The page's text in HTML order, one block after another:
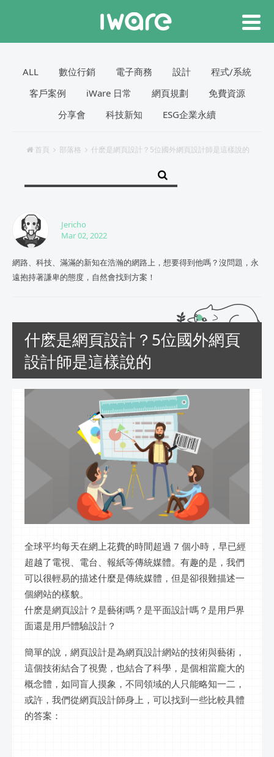
ALL 數位行銷 電子商務 設計
程式/系統
客戶案例
iWare 日常 網頁規劃
免費資源
分享會
科技新知 ESG企業永續
首頁 部落格 什麽是網頁設計？5位國外網頁設計師是這樣說的
Jericho
Mar 02, 2022
網路、科技、滿滿的新知在浩瀚的網路上，想要得到他嗎？沒問題，永
遠抱持著謙卑的態度，自然會找到方案！
什麽是網頁設計？5位國外網頁
設計師是這樣說的
全球平均每天在網上花費的時間超過 7 個小時，早已經
超越了電視、電台、報紙等傳統媒體。有趣的是，我們
可以很輕易的描述什麼是傳統媒體，但是卻很難描述一
個網站的樣貌。
什麽是網頁設計？是藝術嗎？是平面設計嗎？是用戶界
面還是用戶體驗設計？
簡單的說，網頁設計是為網頁設計網站的技術與藝術，
這個技術結合了視覺，也結合了科學，是個相當龐大的
概念體，如同盲人摸象，不同領域的人只能略知一二，
或許，我們從網頁設計師身上，可以找到一些比較具體
的答案：